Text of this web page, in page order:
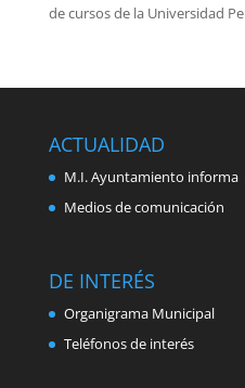
de cursos de la Universidad
ACTUALIDAD
M.I. Ayuntamiento informa
Medios de comunicación
DE INTERÉS
Organigrama Municipal
Teléfonos de interés